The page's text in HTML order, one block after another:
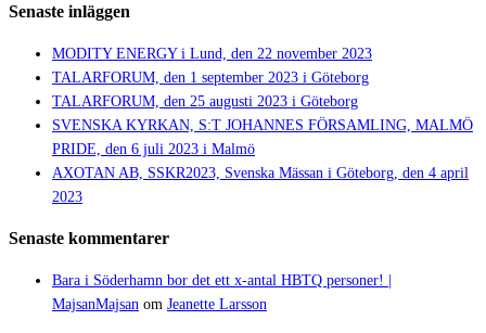
Senaste inläggen
MODITY ENERGY i Lund, den 22 november 2023
TALARFORUM, den 1 september 2023 i Göteborg
TALARFORUM, den 25 augusti 2023 i Göteborg
SVENSKA KYRKAN, S:T JOHANNES FÖRSAMLING, MALMÖ
PRIDE, den 6 juli 2023 i Malmö
AXOTAN AB, SSKR2023, Svenska Mässan i Göteborg, den 4 april
2023
Senaste kommentarer
Bara i Söderhamn bor det ett x-antal HBTQ personer! |
MajsanMajsan om Jeanette Larsson